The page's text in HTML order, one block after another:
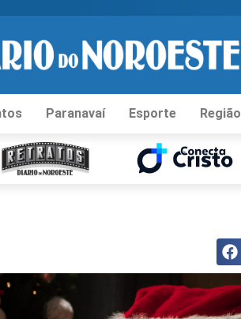
Paranavaí Esporte Região